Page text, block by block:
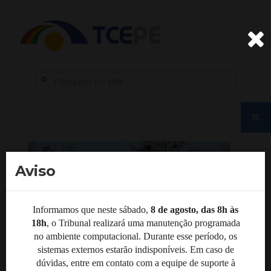
Aviso
Informamos que neste sábado, 8 de agosto, das 8h às
18h, o Tribunal realizará uma manutenção programada
no ambiente computacional. Durante esse período, os
sistemas externos estarão indisponíveis. Em caso de
dúvidas, entre em contato com a equipe de suporte à